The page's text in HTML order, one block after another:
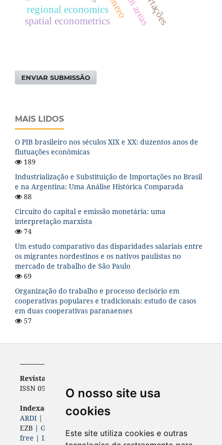
O nosso site usa
cookies
Este site utiliza cookies e outras
regional economics
spatial econometrics
ENVIAR SUBMISSÃO
MAIS LIDOS
O PIB brasileiro nos séculos XIX e XX: duzentos anos de
flutuações econômicas
189
Industrialização e Substituição de Importações no Brasil
e na Argentina: Uma Análise Histórica Comparada
88
Circuito do capital e emissão monetária: uma
interpretação marxista
74
Um estudo comparativo das disparidades salariais entre
os migrantes nordestinos e os nativos paulistas no
mercado de trabalho de São Paulo
69
Organização do trabalho e processo decisório em
cooperativas populares e tradicionais: estudo de casos
em duas cooperativas paranaenses
57
-----------------------------------------------------------
Revista de Economia
ISSN 0556-5782 | e-ISSN 2316-9397
Indexadores (Bases, diretórios e portais)
ARDI| |Diadorim|Dimensions
EZB | Genamics
free | Latindex|LivRe |OAJI| Open Air |Periódicos